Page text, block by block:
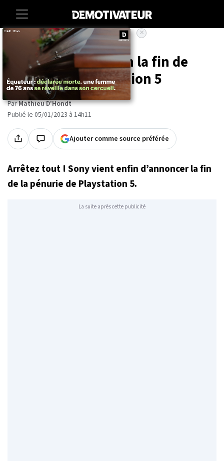
Societe
Sony annonce enfin la fin de
pénurie de Playstation 5
ParMathieu D'Hondt
Publié le 05/01/2023 à 14h11
Ajouter comme source préférée
Arrêtez tout ! Sony vient enfin d’annoncer la fin
de la pénurie de Playstation 5.
La suite après cette publicité
×